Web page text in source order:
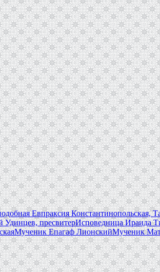
Евпраксия Константинопольская,
пресвитерИсповедница Ираида
Мученик Епагаф ЛионскийМученик